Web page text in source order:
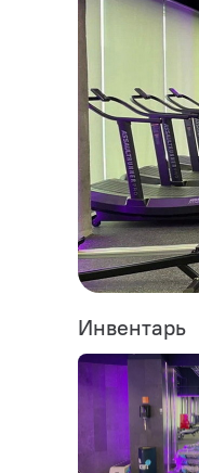
Инвентарь